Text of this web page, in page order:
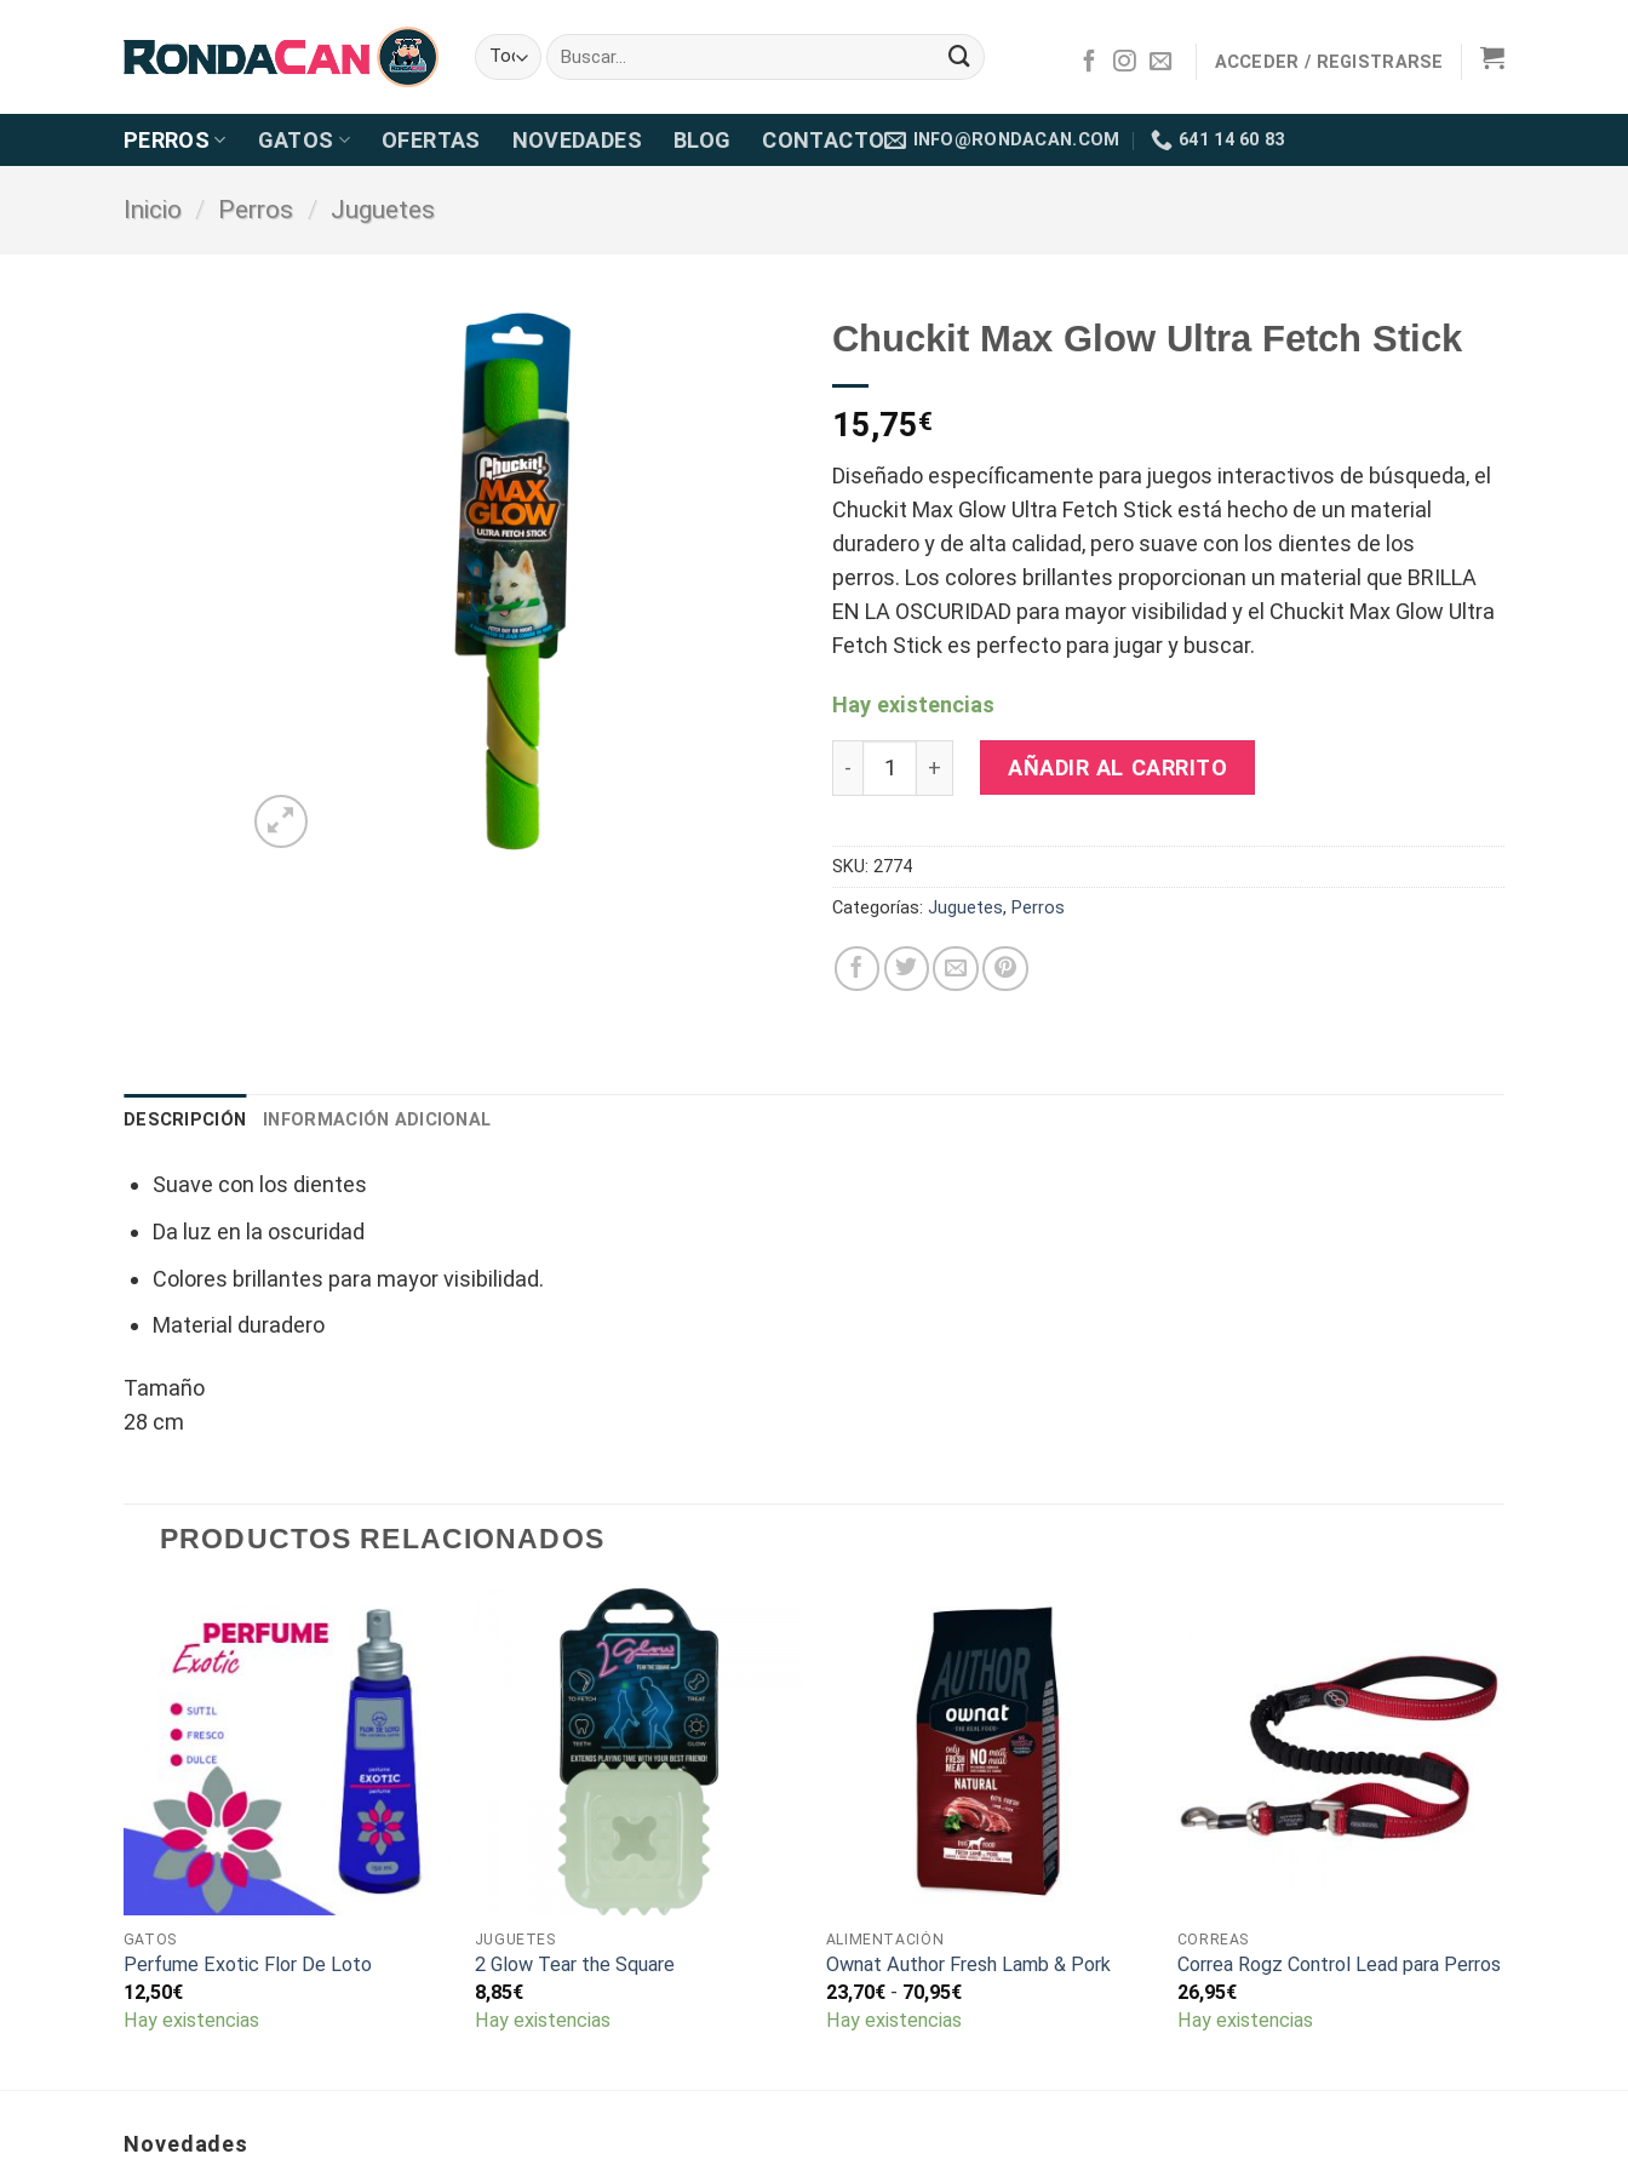
Buscar
por:
ACCEDER / REGISTRARSE
PERROS GATOS OFERTAS NOVEDADES BLOG CONTACTO INFO@RONDACAN.COM 641 14 60 83
Inicio / Perros / Juguetes
Chuckit Max Glow Ultra Fetch Stick
15,75€
Diseñado específicamente para juegos interactivos de búsqueda, el
Chuckit Max Glow Ultra Fetch Stick está hecho de un material
duradero y de alta calidad, pero suave con los dientes de los
perros. Los colores brillantes proporcionan un material que BRILLA
EN LA OSCURIDAD para mayor visibilidad y el Chuckit Max Glow Ultra
Fetch Stick es perfecto para jugar y buscar.
Hay existencias
Chuckit Max Glow Ultra Fetch Stick cantidad
AÑADIR AL CARRITO
SKU: 2774
Categorías: Juguetes, Perros
DESCRIPCIÓN INFORMACIÓN ADICIONAL
Suave con los dientes
Da luz en la oscuridad
Colores brillantes para mayor visibilidad.
Material duradero
Tamaño
28 cm
PRODUCTOS RELACIONADOS
GATOS
Perfume Exotic Flor De Loto
12,50€
Hay existencias
JUGUETES
2 Glow Tear the Square
8,85€
Hay existencias
ALIMENTACIÓN
Ownat Author Fresh Lamb & Pork
23,70€ - 70,95€Rango
precios:
Hay existencias
CORREAS
Correa Rogz Control Lead para Perros
26,95€
Hay existencias
Novedades